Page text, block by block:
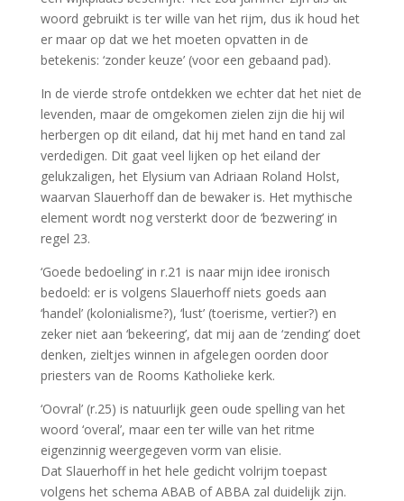
woord gebruikt is ter wille van het rijm, dus ik houd het
er maar op dat we het moeten opvatten in de
betekenis: ‘zonder keuze’ (voor een gebaand pad).
In de vierde strofe ontdekken we echter dat het niet de
levenden, maar de omgekomen zielen zijn die hij wil
herbergen op dit eiland, dat hij met hand en tand zal
verdedigen. Dit gaat veel lijken op het eiland der
gelukzaligen, het Elysium van Adriaan Roland Holst,
waarvan Slauerhoff dan de bewaker is. Het mythische
element wordt nog versterkt door de ‘bezwering’ in
regel 23.
‘Goede bedoeling’ in r.21 is naar mijn idee ironisch
bedoeld: er is volgens Slauerhoff niets goeds aan
‘handel’ (kolonialisme?), ‘lust’ (toerisme, vertier?) en
zeker niet aan ‘bekeering’, dat mij aan de ‘zending’ doet
denken, zieltjes winnen in afgelegen oorden door
priesters van de Rooms Katholieke kerk.
‘Oovral’ (r.25) is natuurlijk geen oude spelling van het
woord ‘overal’, maar een ter wille van het ritme
eigenzinnig weergegeven vorm van elisie.
Dat Slauerhoff in het hele gedicht volrijm toepast
volgens het schema ABAB of ABBA zal duidelijk zijn.